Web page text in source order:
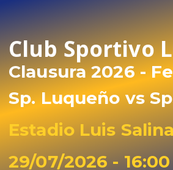
Club Sportivo
Clausura 2026 -
Sp. Luqueño vs
Estadio Luis
29/07/2026 -